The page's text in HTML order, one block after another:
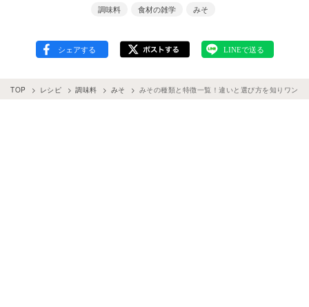
調味料 食材の雑学 みそ
TOP レシピ 調味料 みそ みその種類と特徴一覧！違いと選び方を知りワンラ